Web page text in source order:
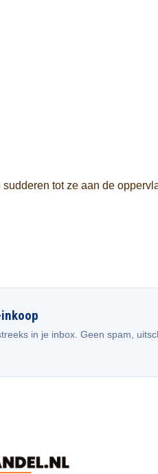
tot ze aan de
in je inbox. Geen spam,